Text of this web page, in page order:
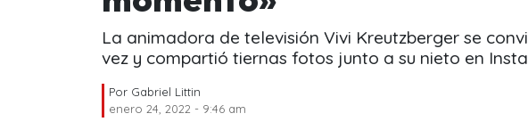
La animadora de televisión Vivi Kreutzberger se
vez y compartió tiernas fotos junto a su nieto en
Por Gabriel Littin
enero 24, 2022 - 9:46 am